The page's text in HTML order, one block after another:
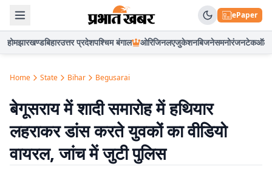
ePaper
होमझारखण्डबिहारउत्तर प्रदेशपश्चिम बंगाल ओरिजिनलएजुकेशनबिजनेसमनोरंजनटेकऑटो
Home State Bihar Begusarai
बेगूसराय में शादी समारोह में हथियार
लहराकर डांस करते युवकों का वीडियो
वायरल, जांच में जुटी पुलिस